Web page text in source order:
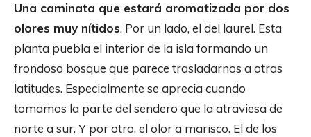
Una caminata que estará aromatizada por dos
olores muy nítidos. Por un lado, el del laurel. Esta
planta puebla el interior de la isla formando un
frondoso bosque que parece trasladarnos a otras
latitudes. Especialmente se aprecia cuando
tomamos la parte del sendero que la atraviesa de
norte a sur. Y por otro, el olor a marisco. El de los